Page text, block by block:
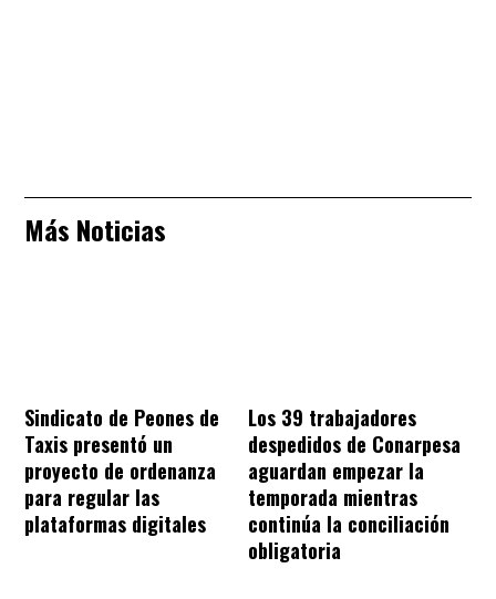
Más Noticias
Sindicato de Peones de
Taxis presentó un
proyecto de ordenanza
para regular las
plataformas digitales
Los 39 trabajadores
despedidos de Conarpesa
aguardan empezar la
temporada mientras
continúa la conciliación
obligatoria